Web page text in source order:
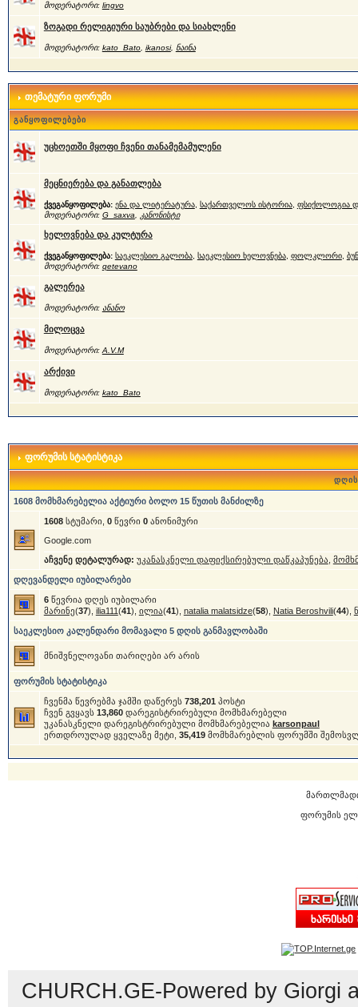
მოდერატორი: lingvo
ზოგადი რელიგიური საუბრები და სიახლენი
მოდერატორი: kato_Bato, ikanosi, ნაინა
თემატური ფორუმი
განყოფილებები
უცხოეთში მყოფი ჩვენი თანამემამულენი
მეცნიერება და განათლება
ქვეგანყოფილება: ენა და ლიტერატურა, საქართველოს ისტორია, ფსიქოლოგია
მოდერატორი: G_saxva კანონისტი
ხელოვნება და კულტურა
ქვეგანყოფილება: საეკლესიო გალობა, საეკლესიო ხელოვნება, ფოლკლორი,
მოდერატორი: qetevano
გალერეა
მოდერატორი: ანანო
მილოცვა
მოდერატორი: A.V.M
არქივი
მოდერატორი: kato_Bato
ფორუმის სტატისტიკა
დღის
1608 მომხმარებელია აქტიური ბოლო 15 წუთის მანძილზე
1608სტუმარი, 0წევრი 0ანონიმური
Google.com
აჩვენე დეტალურად: უკანასკნელი დაფიქსირებული დაწკაპუნება
დღევანდელი იუბილარები
6წევრია დღეს იუბილარი
მარინე(37), ilia111(41), ილია(41), natalia malatsidze(58), Natia Beroshvili(44),
საეკლესიო კალენდარი მომავალი 5 დღის განმავლობაში
მნიშვნელოვანი თარიღები არ არის
ფორუმის სტატისტიკა
ჩვენმა წევრებმა ჯამში დაწერეს 738,201 პოსტი
ჩვენ გვყავს 13,860დარეგისტრირებული მომხმარებელი
უკანასკნელი დარეგისტრირებული მომხმარებელია karsonpaul
ერთდროულად ყველაზე მეტი, 35,419მომხმარებლის ფორუმში
ფორუმის
CHURCH.GE-Powered by Giorgi